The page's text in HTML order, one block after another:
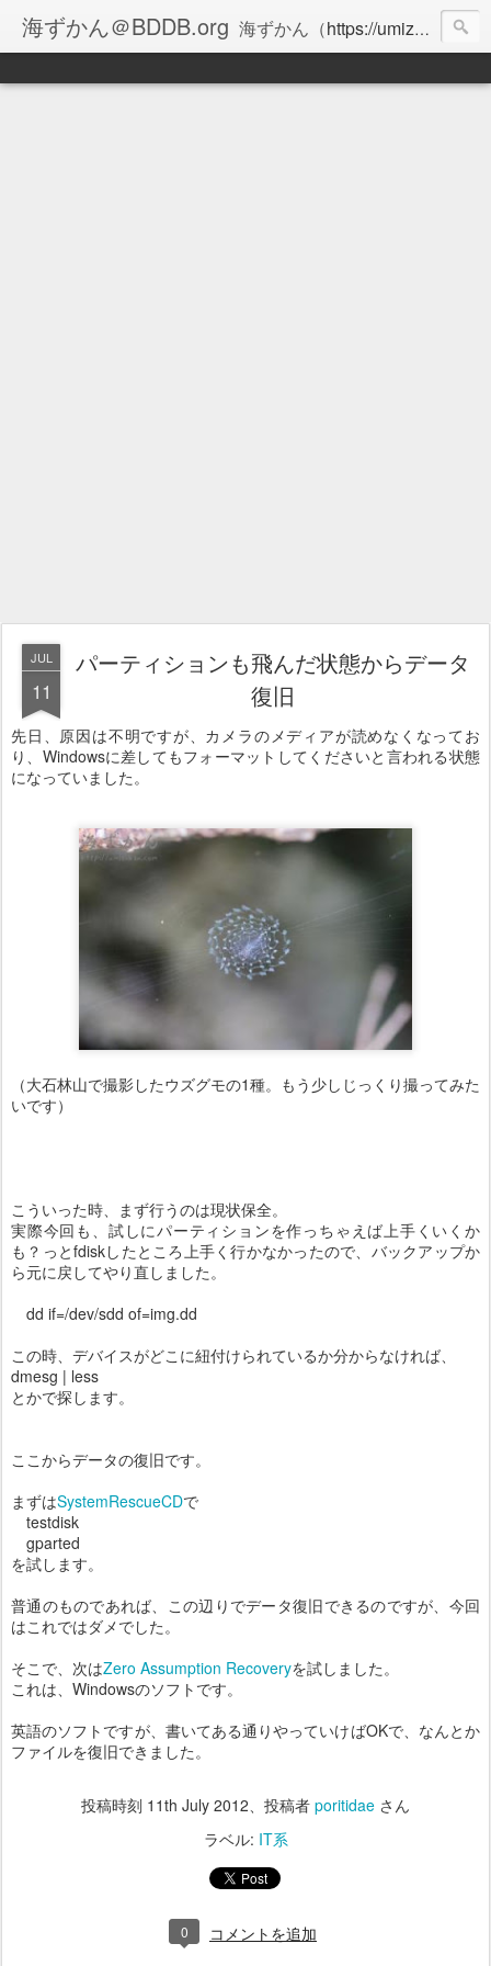
海ずかん＠BDDB.org 海ずかん（https://umizukan.com
JUL
11
パーティションも飛んだ状態からデータ
復旧
先日、原因は不明ですが、カメラのメディアが読めなくなってお
り、Windowsに差してもフォーマットしてくださいと言われる状態
になっていました。
（大石林山で撮影したウズグモの1種。もう少しじっくり撮ってみた
いです）
こういった時、まず行うのは現状保全。
実際今回も、試しにパーティションを作っちゃえば上手くいくか
も？っとfdiskしたところ上手く行かなかったので、バックアップか
ら元に戻してやり直しました。
dd if=/dev/sdd of=img.dd
この時、デバイスがどこに紐付けられているか分からなければ、
dmesg | less
とかで探します。
ここからデータの復旧です。
まずはSystemRescueCDで
testdisk
gparted
を試します。
普通のものであれば、この辺りでデータ復旧できるのですが、今回
はこれではダメでした。
そこで、次はZero Assumption Recoveryを試しました。
これは、Windowsのソフトです。
英語のソフトですが、書いてある通りやっていけばOKで、なんとか
ファイルを復旧できました。
投稿時刻 11th July 2012、投稿者 poritidae さん
ラベル: IT系
0 コメントを追加